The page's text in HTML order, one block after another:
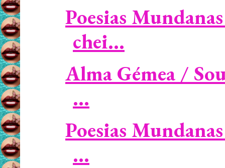
Poesias
chei...
Alma Gémea /
...
Poesias
...